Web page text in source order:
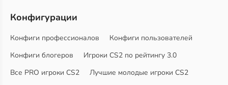
Конфигурации
Конфиги профессионалов
Конфиги пользователей
Конфиги блогеров
Игроки CS2 по рейтингу 3.0
Все PRO игроки CS2
Лучшие молодые игроки CS2